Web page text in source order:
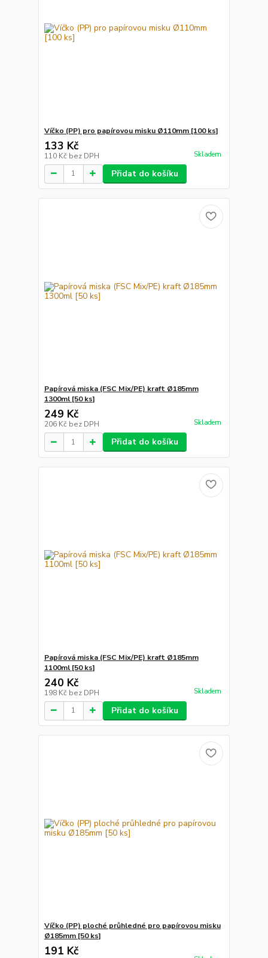
Víčko (PP) pro papírovou misku Ø110mm [100 ks]
133 Kč
110 Kč bez DPH Skladem
Přidat do košíku
Papírová miska (FSC Mix/PE) kraft Ø185mm
1300ml [50 ks]
249 Kč
206 Kč bez DPH Skladem
Přidat do košíku
Papírová miska (FSC Mix/PE) kraft Ø185mm
1100ml [50 ks]
240 Kč
198 Kč bez DPH Skladem
Přidat do košíku
Víčko (PP) ploché průhledné pro papírovou misku
Ø185mm [50 ks]
191 Kč